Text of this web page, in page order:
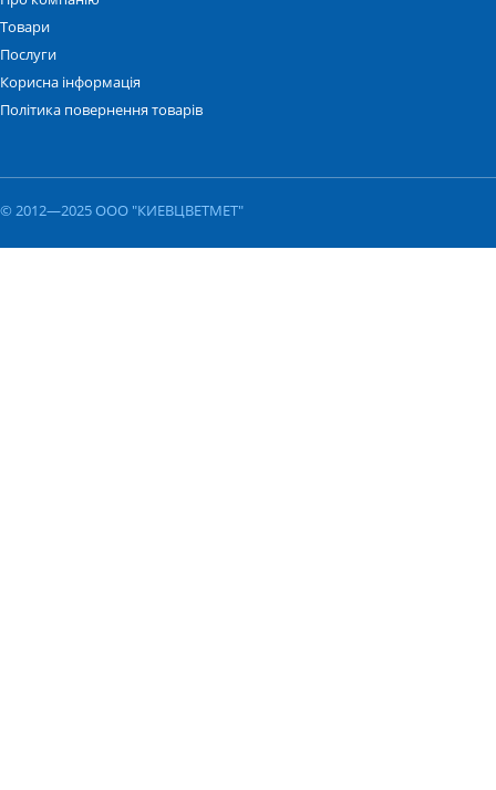
Товари
Послуги
Корисна інформація
Політика повернення товарів
© 2012—2025 ООО "КИЕВЦВЕТМЕТ"